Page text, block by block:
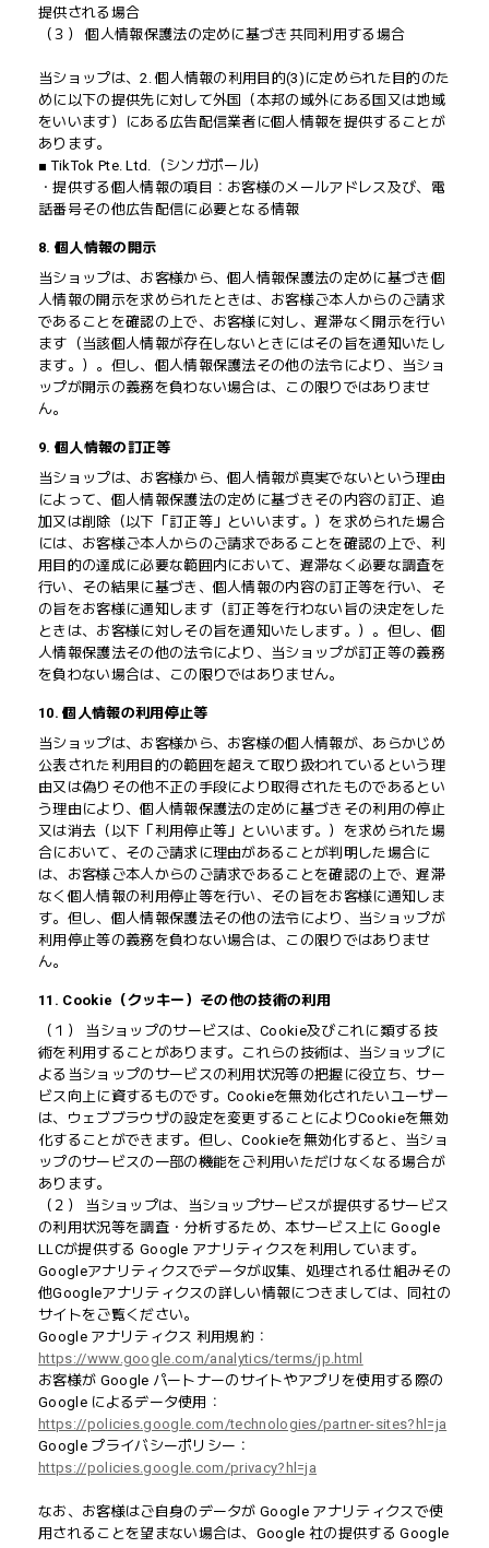
提供される場合
（３） 個人情報保護法の定めに基づき共同利用する場合
当ショップは、2. 個人情報の利用目的(3)に定められた目的のた
めに以下の提供先に対して外国（本邦の域外にある国又は地域
をいいます）にある広告配信業者に個人情報を提供することが
あります。
■ TikTok Pte. Ltd.（シンガポール）
・提供する個人情報の項目：お客様のメールアドレス及び、電
話番号その他広告配信に必要となる情報
8. 個人情報の開示
当ショップは、お客様から、個人情報保護法の定めに基づき個
人情報の開示を求められたときは、お客様ご本人からのご請求
であることを確認の上で、お客様に対し、遅滞なく開示を行い
ます（当該個人情報が存在しないときにはその旨を通知いたし
ます。）。但し、個人情報保護法その他の法令により、当ショ
ップが開示の義務を負わない場合は、この限りではありませ
ん。
9. 個人情報の訂正等
当ショップは、お客様から、個人情報が真実でないという理由
によって、個人情報保護法の定めに基づきその内容の訂正、追
加又は削除（以下「訂正等」といいます。）を求められた場合
には、お客様ご本人からのご請求であることを確認の上で、利
用目的の達成に必要な範囲内において、遅滞なく必要な調査を
行い、その結果に基づき、個人情報の内容の訂正等を行い、そ
の旨をお客様に通知します（訂正等を行わない旨の決定をした
ときは、お客様に対しその旨を通知いたします。）。但し、個
人情報保護法その他の法令により、当ショップが訂正等の義務
を負わない場合は、この限りではありません。
10. 個人情報の利用停止等
当ショップは、お客様から、お客様の個人情報が、あらかじめ
公表された利用目的の範囲を超えて取り扱われているという理
由又は偽りその他不正の手段により取得されたものであるとい
う理由により、個人情報保護法の定めに基づきその利用の停止
又は消去（以下「利用停止等」といいます。）を求められた場
合において、そのご請求に理由があることが判明した場合に
は、お客様ご本人からのご請求であることを確認の上で、遅滞
なく個人情報の利用停止等を行い、その旨をお客様に通知しま
す。但し、個人情報保護法その他の法令により、当ショップが
利用停止等の義務を負わない場合は、この限りではありませ
ん。
11. Cookie（クッキー）その他の技術の利用
（１） 当ショップのサービスは、Cookie及びこれに類する技
術を利用することがあります。これらの技術は、当ショップに
よる当ショップのサービスの利用状況等の把握に役立ち、サー
ビス向上に資するものです。Cookieを無効化されたいユーザー
は、ウェブブラウザの設定を変更することによりCookieを無効
化することができます。但し、Cookieを無効化すると、当ショ
ップのサービスの一部の機能をご利用いただけなくなる場合が
あります。
（２） 当ショップは、当ショップサービスが提供するサービス
の利用状況等を調査・分析するため、本サービス上に Google
LLCが提供する Google アナリティクスを利用しています。
Googleアナリティクスでデータが収集、処理される仕組みその
他Googleアナリティクスの詳しい情報につきましては、同社の
サイトをご覧ください。
Google アナリティクス 利用規約：
https://www.google.com/analytics/terms/jp.html
お客様が Google パートナーのサイトやアプリを使用する際の
Google によるデータ使用：
https://policies.google.com/technologies/partner-sites?hl=ja
Google プライバシーポリシー：
https://policies.google.com/privacy?hl=ja
なお、お客様はご自身のデータが Google アナリティクスで使
用されることを望まない場合は、Google 社の提供する Google